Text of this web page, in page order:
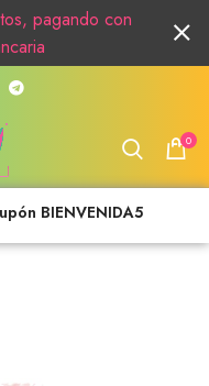
0
BIENVENIDA5
pagando con